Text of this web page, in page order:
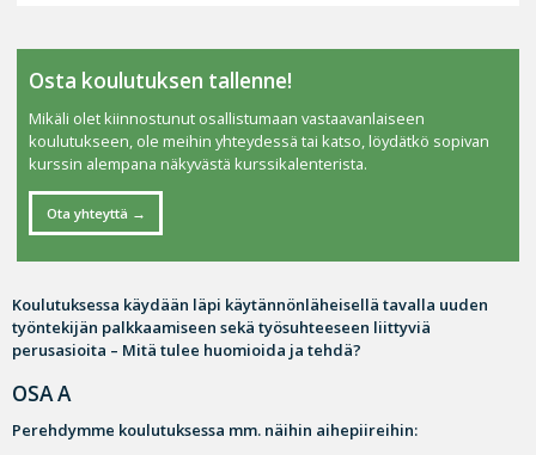
Koulutuksessa käydään läpi käytännönläheisellä tavalla uuden
työntekijän palkkaamiseen sekä työsuhteeseen liittyviä
perusasioita – Mitä tulee huomioida ja tehdä?
OSA A
Perehdymme koulutuksessa mm. näihin aihepiireihin:
Osta koulutuksen tallenne!
Mikäli olet kiinnostunut osallistumaan vastaavanlaiseen
koulutukseen, ole meihin yhteydessä tai katso, löydätkö sopivan
kurssin alempana näkyvästä kurssikalenterista.
Ota yhteyttä